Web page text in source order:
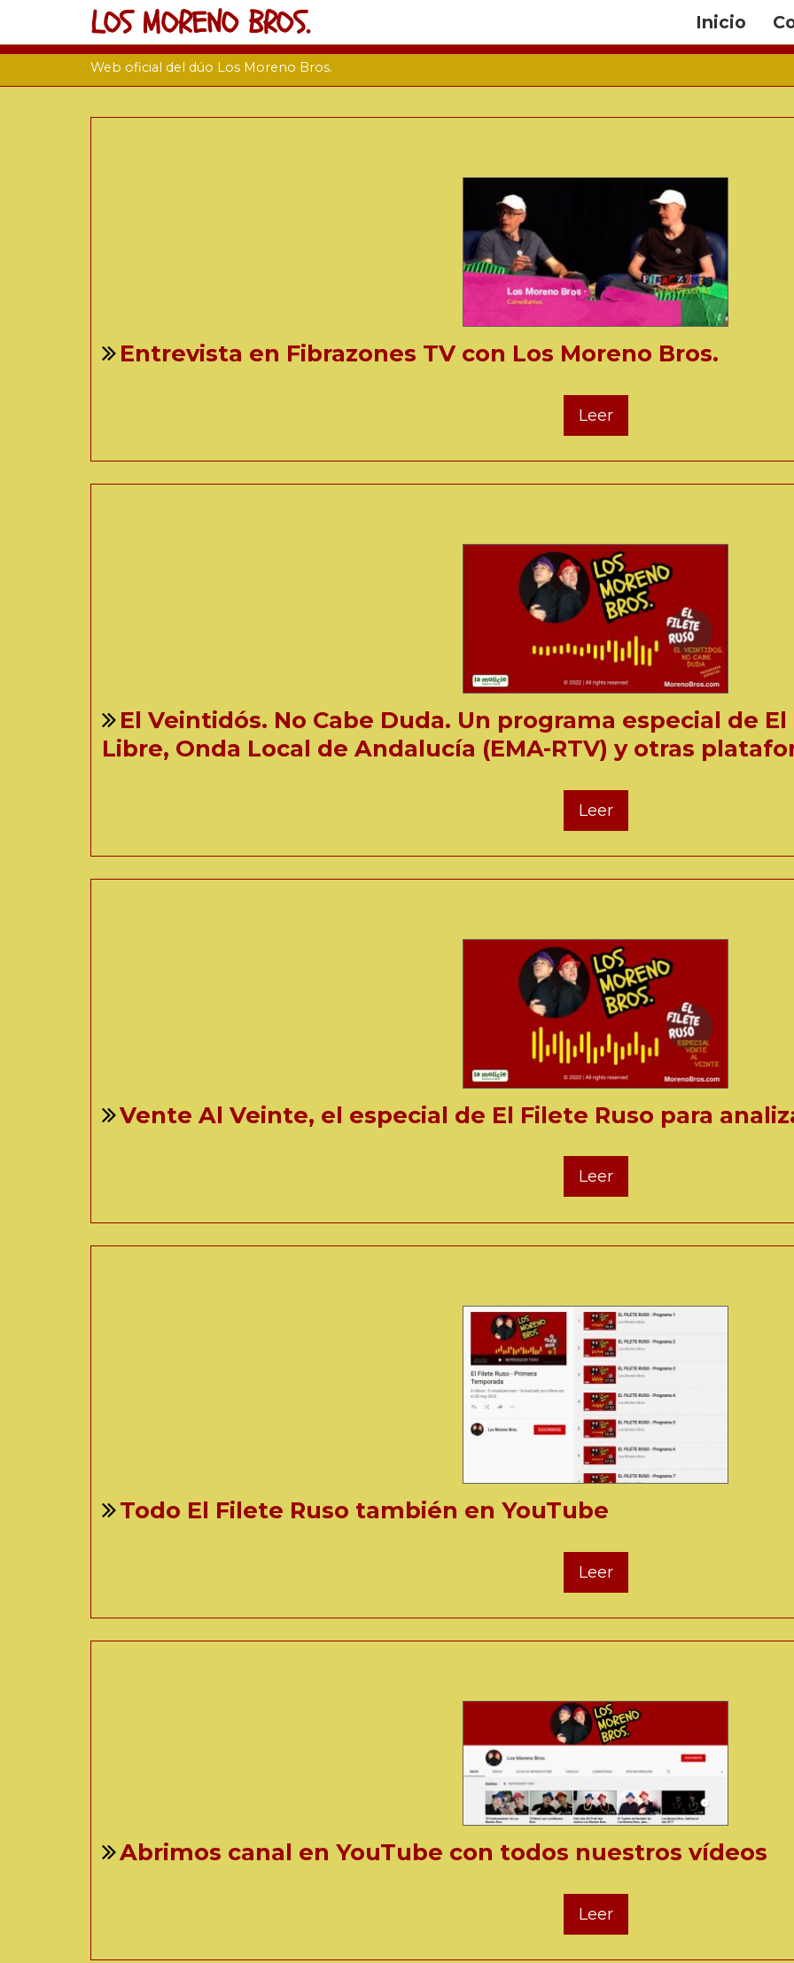
LOS MORENO BROS. Inicio
Web oficial del dúo Los Moreno Bros.
Entrevista en Fibrazones TV con Los Moreno Bros.
Leer
El Veintidós. No Cabe Duda. Un programa especial de
Libre, Onda Local de Andalucía (EMA-RTV) y otras
Leer
Vente Al Veinte, el especial de El Filete Ruso para
Leer
Todo El Filete Ruso también en YouTube
Leer
Abrimos canal en YouTube con todos nuestros vídeos
Leer